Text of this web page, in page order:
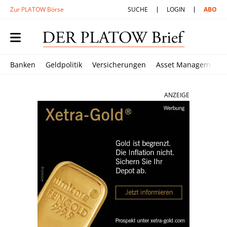
Zur PLATOW Börse SUCHE LOGIN ABO
Banken Geldpolitik Versicherungen Asset Management
ANZEIGE